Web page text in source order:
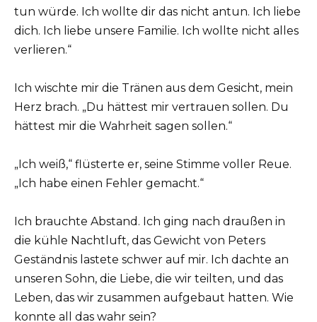
tun würde. Ich wollte dir das nicht antun. Ich liebe
dich. Ich liebe unsere Familie. Ich wollte nicht alles
verlieren.“
Ich wischte mir die Tränen aus dem Gesicht, mein
Herz brach. „Du hättest mir vertrauen sollen. Du
hättest mir die Wahrheit sagen sollen.“
„Ich weiß,“ flüsterte er, seine Stimme voller Reue.
„Ich habe einen Fehler gemacht.“
Ich brauchte Abstand. Ich ging nach draußen in
die kühle Nachtluft, das Gewicht von Peters
Geständnis lastete schwer auf mir. Ich dachte an
unseren Sohn, die Liebe, die wir teilten, und das
Leben, das wir zusammen aufgebaut hatten. Wie
konnte all das wahr sein?